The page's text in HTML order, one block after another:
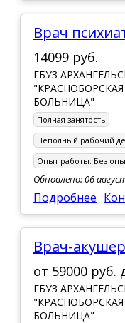
Врач
14099 руб.
ГБУЗ
БОЛЬНИЦА"
Полная занятость
Неполный рабочий
Опыт работы: Без
Обновлено: 06
Подробнее
врач-
от 59000 руб.
ГБУЗ
БОЛЬНИЦА"